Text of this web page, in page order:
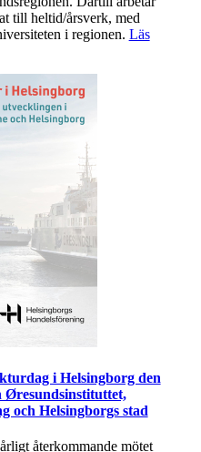
till heltid/årsverk, med
i regionen. Läs
i Helsingborg den
Øresundsinstituttet,
och Helsingborgs stad
återkommande mötet